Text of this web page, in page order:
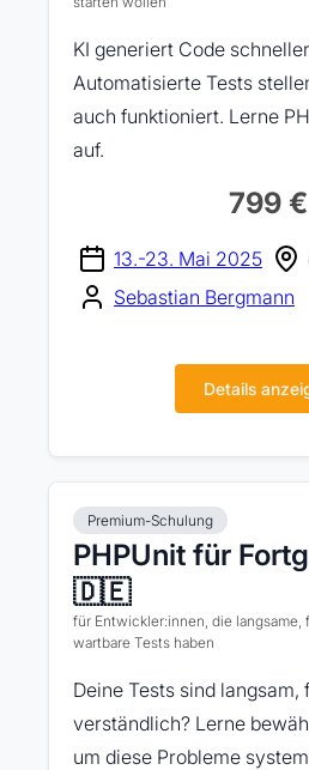
KI generiert Code
Automatisierte Tests
auch funktioniert. Lerne
auf.
799 €
13.-23. Mai 2025
Sebastian Bergmann
Details
Premium-Schulung
PHPUnit für
🇩🇪
für Entwickler:innen, die langsame,
wartbare Tests haben
Deine Tests sind
verständlich? Lerne
um diese Probleme